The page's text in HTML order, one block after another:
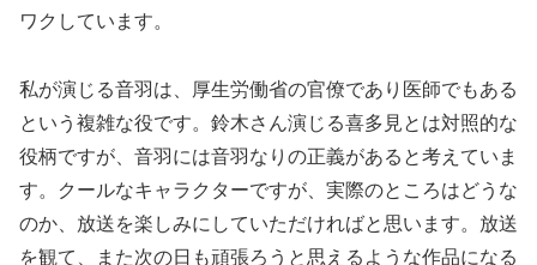
ワクしています。
私が演じる音羽は、厚生労働省の官僚であり医師でもある
という複雑な役です。鈴木さん演じる喜多見とは対照的な
役柄ですが、音羽には音羽なりの正義があると考えていま
す。クールなキャラクターですが、実際のところはどうな
のか、放送を楽しみにしていただければと思います。放送
を観て、また次の日も頑張ろうと思えるような作品になる